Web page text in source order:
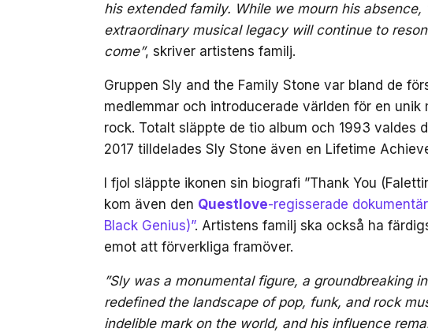
his extended family. While we mourn his
extraordinary musical legacy will continue to
come”, skriver artistens familj.
Gruppen Sly and the Family Stone var bland de
medlemmar och introducerade världen för en
rock. Totalt släppte de tio album och 1993 valdes
2017 tilldelades Sly Stone även en Lifetime
I fjol släppte ikonen sin biografi ”Thank You
kom även den Questlove-regisserade
Black Genius)”. Artistens familj ska också ha
emot att förverkliga framöver.
”Sly was a monumental figure, a groundbreaking
redefined the landscape of pop, funk, and rock
indelible mark on the world, and his influence